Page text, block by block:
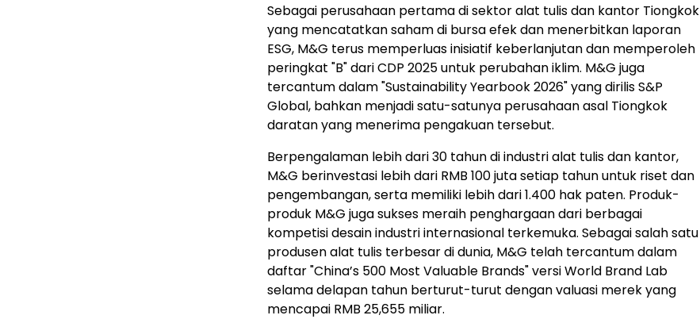
Sebagai perusahaan pertama di sektor alat tulis dan kantor Tiongkok
yang mencatatkan saham di bursa efek dan menerbitkan laporan
ESG, M&G terus memperluas inisiatif keberlanjutan dan memperoleh
peringkat "B" dari CDP 2025 untuk perubahan iklim. M&G juga
tercantum dalam "Sustainability Yearbook 2026" yang dirilis S&P
Global, bahkan menjadi satu-satunya perusahaan asal Tiongkok
daratan yang menerima pengakuan tersebut.
Berpengalaman lebih dari 30 tahun di industri alat tulis dan kantor,
M&G berinvestasi lebih dari RMB 100 juta setiap tahun untuk riset dan
pengembangan, serta memiliki lebih dari 1.400 hak paten. Produk-
produk M&G juga sukses meraih penghargaan dari berbagai
kompetisi desain industri internasional terkemuka. Sebagai salah satu
produsen alat tulis terbesar di dunia, M&G telah tercantum dalam
daftar "China’s 500 Most Valuable Brands" versi World Brand Lab
selama delapan tahun berturut-turut dengan valuasi merek yang
mencapai RMB 25,655 miliar.